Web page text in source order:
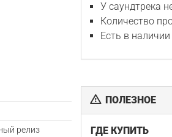
релиз
У саундтрека
Количество
Есть в наличии
ПОЛЕЗНОЕ
ГДЕ КУПИТЬ